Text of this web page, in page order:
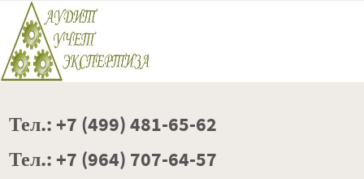
Перейти
содержимому
Тел.: +7 (499) 481-65-62
Тел.: +7 (964) 707-64-57